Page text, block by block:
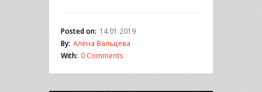
Posted on: 14.01.2019
By: Алёна Вальцева
With: 0 Comments